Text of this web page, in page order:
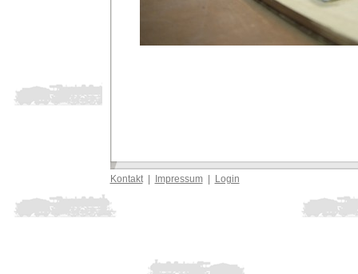
Kontakt| Impressum| Login